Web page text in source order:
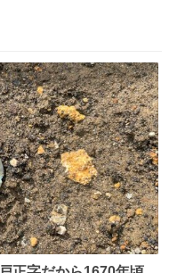
ってるの好き。笑